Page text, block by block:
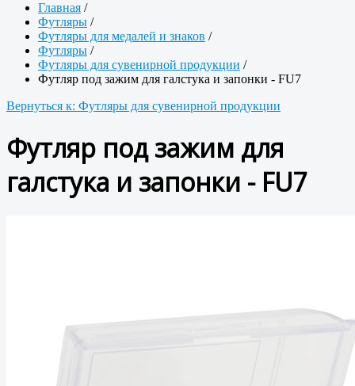
Главная /
Футляры /
Футляры для медалей и знаков /
Футляры /
Футляры для сувенирной продукции /
Футляр под зажим для галстука и запонки - FU7
Вернуться к: Футляры для сувенирной продукции
Футляр под зажим для
галстука и запонки - FU7